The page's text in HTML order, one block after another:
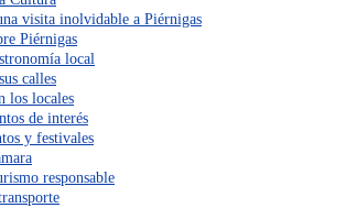
visita inolvidable a Piérnigas
Piérnigas
local
calles
los locales
de interés
y festivales
responsable